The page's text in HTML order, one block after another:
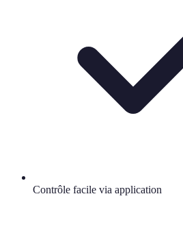
Contrôle facile via application